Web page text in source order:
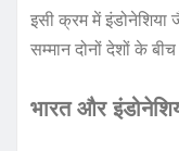
इसी क्रम में इंडोनेशिया
सम्मान दोनों देशों के
भारत और